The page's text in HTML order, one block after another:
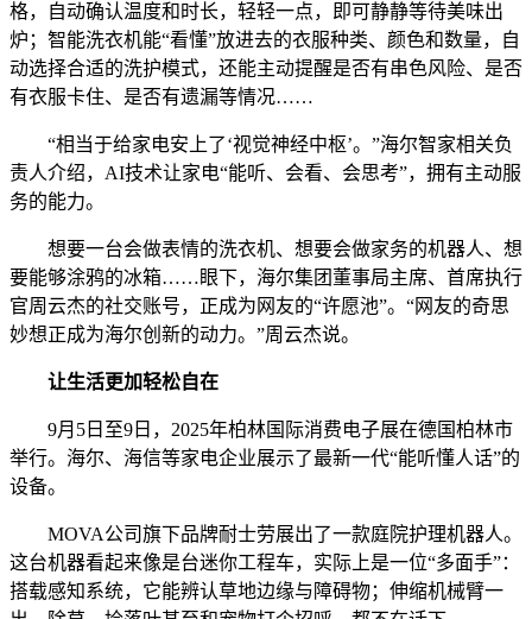
格，自动确认温度和时长，轻轻一点，即可静静等待美味出
炉；智能洗衣机能“看懂”放进去的衣服种类、颜色和数量，自
动选择合适的洗护模式，还能主动提醒是否有串色风险、是否
有衣服卡住、是否有遗漏等情况……
“相当于给家电安上了‘视觉神经中枢’。”海尔智家相关负
责人介绍，AI技术让家电“能听、会看、会思考”，拥有主动服
务的能力。
想要一台会做表情的洗衣机、想要会做家务的机器人、想
要能够涂鸦的冰箱……眼下，海尔集团董事局主席、首席执行
官周云杰的社交账号，正成为网友的“许愿池”。“网友的奇思
妙想正成为海尔创新的动力。”周云杰说。
让生活更加轻松自在
9月5日至9日，2025年柏林国际消费电子展在德国柏林市
举行。海尔、海信等家电企业展示了最新一代“能听懂人话”的
设备。
MOVA公司旗下品牌耐士劳展出了一款庭院护理机器人。
这台机器看起来像是台迷你工程车，实际上是一位“多面手”：
搭载感知系统，它能辨认草地边缘与障碍物；伸缩机械臂一